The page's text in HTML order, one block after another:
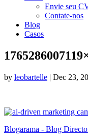
Envie seu
Contate-nos
Blog
Casos
by leobartelle | Dec 23,
Blogarama - Blog